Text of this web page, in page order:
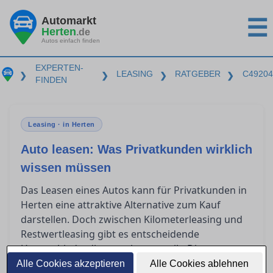
Alle Cookies akzeptieren Alle Cookies ablehnen
Automarkt
Herten.de
Autos einfach finden ☰
❯
EXPERTEN-
FINDEN
❯ LEASING ❯ RATGEBER ❯ C49204
Leasing · in Herten
Auto leasen: Was Privatkunden wirklich
wissen müssen
Das Leasen eines Autos kann für Privatkunden in
Herten eine attraktive Alternative zum Kauf
darstellen. Doch zwischen Kilometerleasing und
Restwertleasing gibt es entscheidende
Unterschiede, die es zu kennen gilt. Dieser
Ratgeber beleuchtet, welche Aspekte im